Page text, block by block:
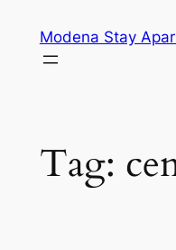
contenuto
Modena Stay
Tag: